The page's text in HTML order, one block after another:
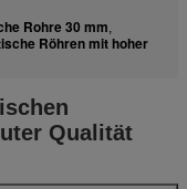
Rohre 30 mm,
Röhren mit hoher
Qualität